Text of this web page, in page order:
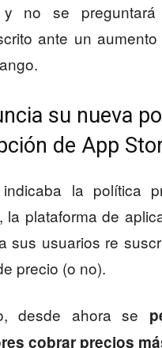
y no se
ante un
su nueva
de App
la política
la plataforma de
sus usuarios re
precio (o no).
desde ahora se
cobrar precios